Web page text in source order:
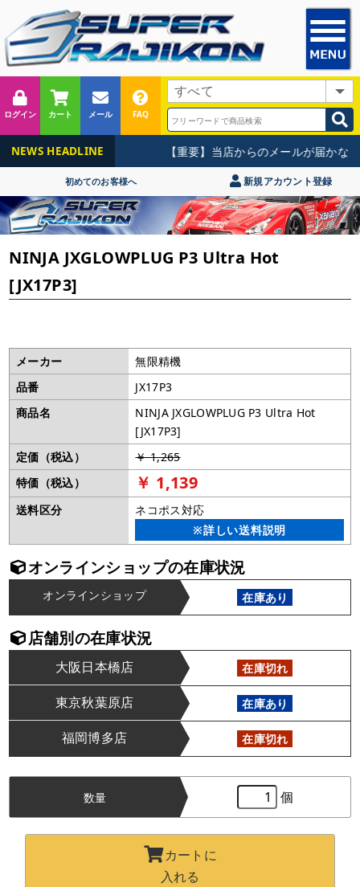
ログイン カート メール FAQ
NEWS HEADLINE 【重要】当店からのメールが届かな
初めてのお客様へ 新規アカウント登録
NINJA JXGLOWPLUG P3 Ultra Hot
[JX17P3]
メーカー
無限精機
品番
JX17P3
商品名
NINJA JXGLOWPLUG P3 Ultra Hot
[JX17P3]
定価（税込）
￥ 1,265
特価（税込）
￥ 1,139
送料区分
ネコポス対応
※詳しい送料説明
オンラインショップの在庫状況
オンラインショップ 在庫あり
店舗別の在庫状況
大阪日本橋店 在庫切れ
東京秋葉原店 在庫あり
福岡博多店 在庫切れ
数量 個
カートに
入れる